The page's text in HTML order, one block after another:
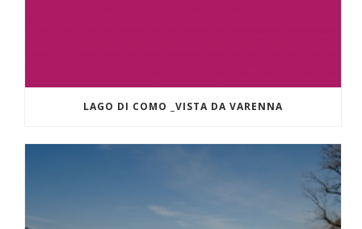
LAGO DI COMO _VISTA DA VARENNA